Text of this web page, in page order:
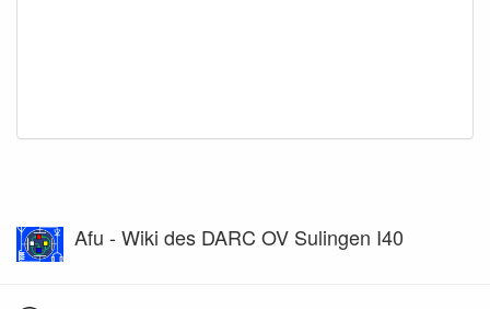
Afu - Wiki des DARC OV Sulingen I40